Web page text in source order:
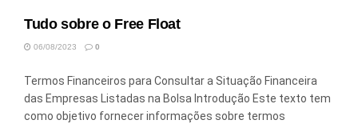
Tudo sobre o Free Float
06/08/2023 0
Termos Financeiros para Consultar a Situação Financeira
das Empresas Listadas na Bolsa Introdução Este texto tem
como objetivo fornecer informações sobre termos